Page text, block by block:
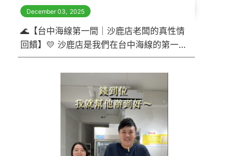
December 03, 2025
🌊【台中海線第一間｜沙鹿店老闆的真性情
回饋】💛 沙鹿店是我們在台中海線的第一
間門市